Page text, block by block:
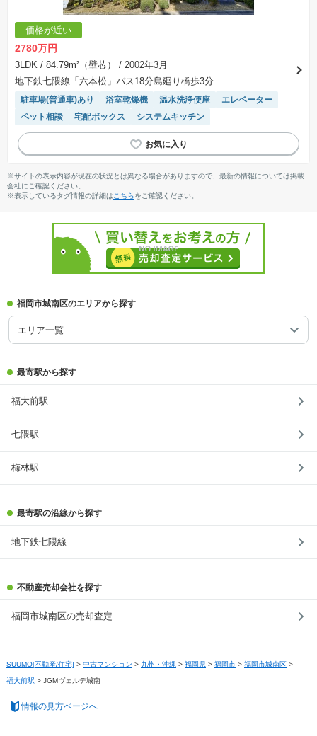
価格が近い
2780万円
3LDK / 84.79m²（壁芯）
/ 2002年3月
地下鉄七隈線「六本松」バス18分島廻り橋歩3分
駐車場(普通車)あり 浴室乾燥機 温水洗浄便座
エレベーター
ペット相談
宅配ボックス システムキッチン
※サイトの表示内容が現在の状況とは異なる場合がありますので、最新の情報については掲載
会社にご確認ください。
※表示しているタグ情報の詳細は こちらをご確認ください。
福岡市城南区のエリアから探す
エリア一覧
最寄駅から探す
福大前駅
七隈駅
梅林駅
最寄駅の沿線から探す
地下鉄七隈線
不動産売却会社を探す
福岡市城南区の売却査定
SUUMO[不動産/住宅] > 中古マンション > 九州・沖縄 > 福岡県 > 福岡市 > 福岡市城南区 >
福大前駅 > JGMヴェルデ城南
情報の見方ページへ